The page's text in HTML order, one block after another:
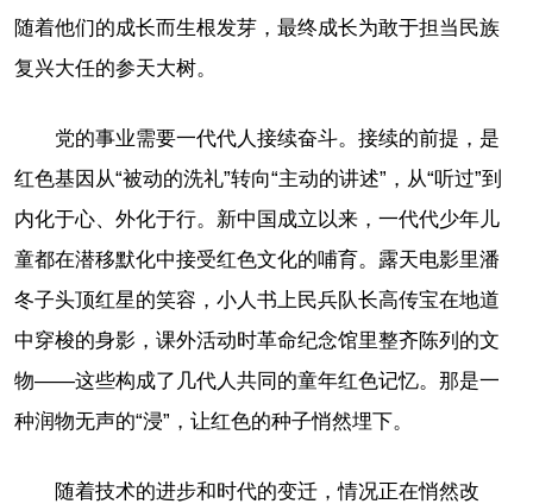
随着他们的成长而生根发芽，最终成长为敢于担当民族
复兴大任的参天大树。
党的事业需要一代代人接续奋斗。接续的前提，是
红色基因从“被动的洗礼”转向“主动的讲述”，从“听过”到
内化于心、外化于行。新中国成立以来，一代代少年儿
童都在潜移默化中接受红色文化的哺育。露天电影里潘
冬子头顶红星的笑容，小人书上民兵队长高传宝在地道
中穿梭的身影，课外活动时革命纪念馆里整齐陈列的文
物——这些构成了几代人共同的童年红色记忆。那是一
种润物无声的“浸”，让红色的种子悄然埋下。
随着技术的进步和时代的变迁，情况正在悄然改